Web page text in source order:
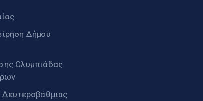
Δήμου
Ολυμπιάδας
Δευτεροβάθμιας